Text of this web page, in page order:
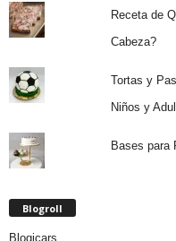
Receta de
Cabeza?
Tortas y
Niños y
Bases para
Blogroll
Blogicars